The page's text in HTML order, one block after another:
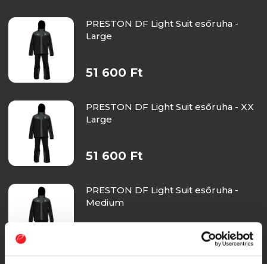
PRESTON DF Light Suit esőruha -
Large
51 600 Ft
PRESTON DF Light Suit esőruha - XX
Large
51 600 Ft
PRESTON DF Light Suit esőruha -
Medium